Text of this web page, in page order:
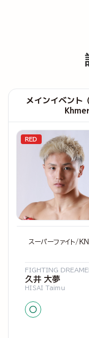
メインイベント
RED
スーパーファイト/
FIGHTING
久井 大夢
HISAI Taimu
○